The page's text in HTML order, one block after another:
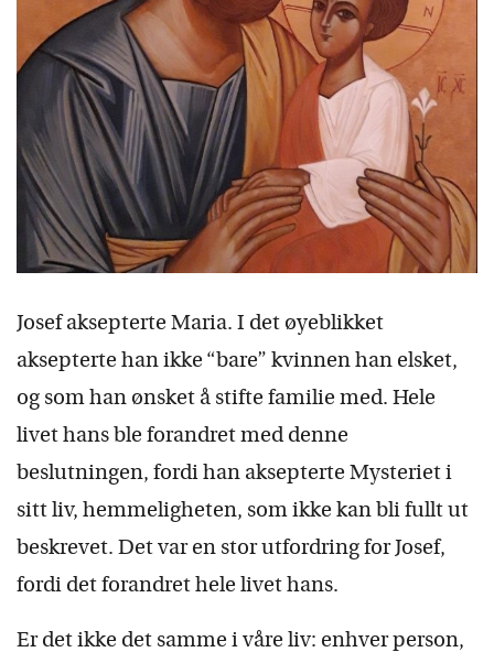
Josef aksepterte Maria. I det øyeblikket
aksepterte han ikke “bare” kvinnen han elsket,
og som han ønsket å stifte familie med. Hele
livet hans ble forandret med denne
beslutningen, fordi han aksepterte Mysteriet i
sitt liv, hemmeligheten, som ikke kan bli fullt ut
beskrevet. Det var en stor utfordring for Josef,
fordi det forandret hele livet hans.
Er det ikke det samme i våre liv: enhver person,